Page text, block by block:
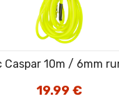
Caspar 10m / 6mm
19.99€